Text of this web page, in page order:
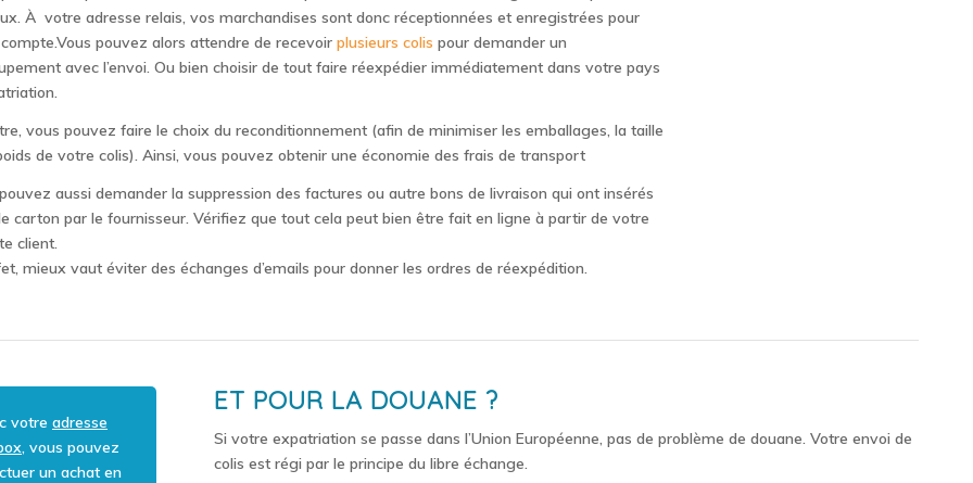
À votre adresse relais, vos marchandises sont donc réceptionnées et enregistrées pour
pouvez alors attendre de recevoir plusieurs colis pour demander un
avec l’envoi. Ou bien choisir de tout faire réexpédier immédiatement dans votre pays
vous pouvez faire le choix du reconditionnement (afin de minimiser les emballages, la taille
de votre colis). Ainsi, vous pouvez obtenir une économie des frais de transport
aussi demander la suppression des factures ou autre bons de livraison qui ont insérés
carton par le fournisseur. Vérifiez que tout cela peut bien être fait en ligne à partir de votre
client.
mieux vaut éviter des échanges d’emails pour donner les ordres de réexpédition.
votre adresse
, vous pouvez
un achat en
ET POUR LA DOUANE ?
Si votre expatriation se passe dans l’Union Européenne, pas de problème de douane. Votre envoi de
colis est régi par le principe du libre échange.